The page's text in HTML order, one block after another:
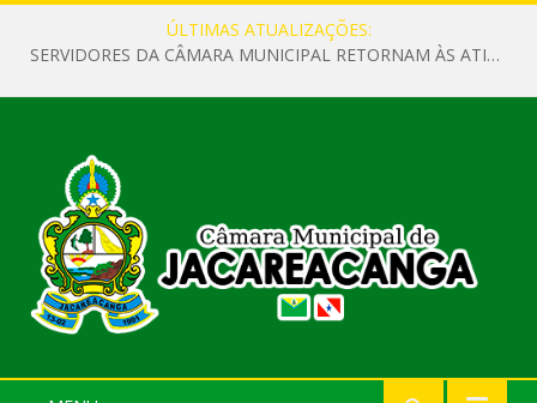
ÚLTIMAS ATUALIZAÇÕES:
SERVIDORES DA CÂMARA MUNICIPAL RETORNAM ÀS ATIVIDADES APÓS O RECESSO PARLAMENTAR